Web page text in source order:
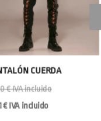
CUERDA
€ IVA incluido
€ IVA incluido